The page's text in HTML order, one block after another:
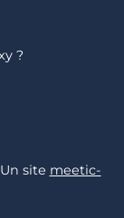
?
site meetic-